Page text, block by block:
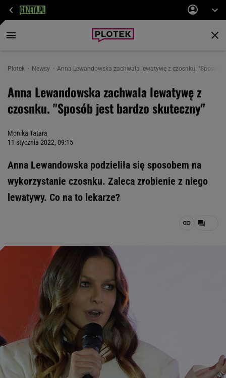
Plotek Newsy Anna Lewandowska zachwala lewatywę z czosnku. "Sposób
Anna Lewandowska zachwala lewatywę z
czosnku. "Sposób jest bardzo skuteczny"
Monika Tatara
11 stycznia 2022, 09:15
Anna Lewandowska podzieliła się sposobem na
wykorzystanie czosnku. Zaleca zrobienie z niego
lewatywy. Co na to lekarze?